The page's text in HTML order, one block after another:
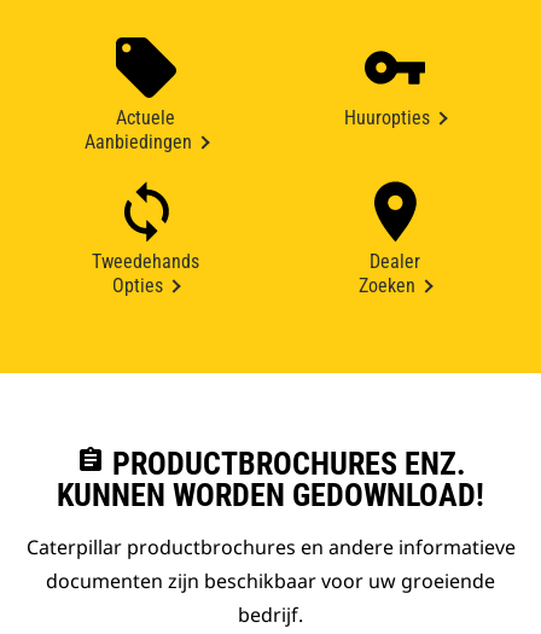
Actuele
Aanbiedingen
Huuropties
Tweedehands
Opties
Dealer
Zoeken
assignment PRODUCTBROCHURES ENZ.
KUNNEN WORDEN GEDOWNLOAD!
Caterpillar productbrochures en andere informatieve
documenten zijn beschikbaar voor uw groeiende
bedrijf.